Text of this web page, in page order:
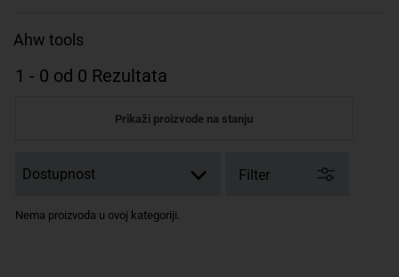
EAN
serijski
Ahw tools
1 - 0 od 0 Rezultata
Prikaži proizvode na stanju
Filter
Nema proizvoda u ovoj kategoriji.